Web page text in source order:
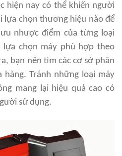
hiện nay có thể khiến người
lựa chọn thương hiệu nào để
nhược điểm của từng loại
lựa chọn máy phù hợp theo
bạn nên tìm các cơ sở phân
hàng. Tránh những loại máy
mang lại hiệu quả cao có
sử dụng.